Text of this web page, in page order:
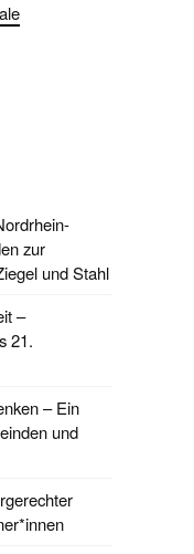
zur
und Stahl
–
21.
– Ein
und